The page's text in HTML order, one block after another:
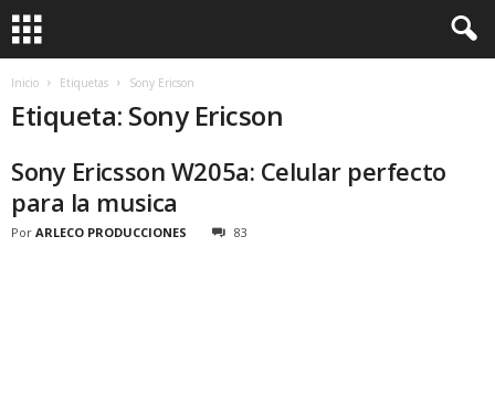
Inicio Etiquetas Sony Ericson
Etiqueta: Sony Ericson
Sony Ericsson W205a: Celular perfecto
para la musica
Por ARLECO PRODUCCIONES 83